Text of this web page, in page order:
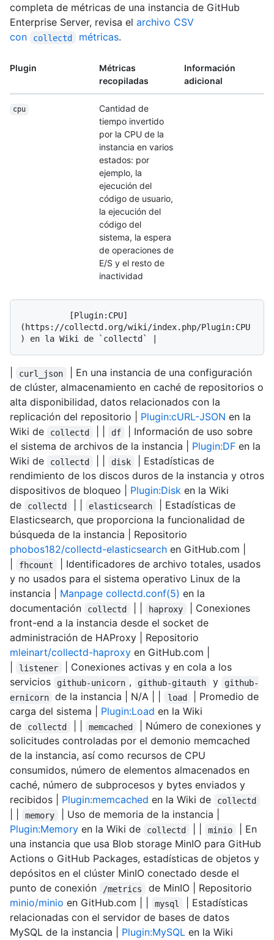
completa de métricas de una instancia de GitHub
Enterprise Server, revisa el archivo CSV
con
collectd métricas.
Plugin
Métricas
recopiladas
Información
adicional
cpu
Cantidad de
tiempo invertido
por la CPU de la
instancia en varios
estados: por
ejemplo, la
ejecución del
código de usuario,
la ejecución del
código del
sistema, la espera
de operaciones de
E/S y el resto de
inactividad
(https://collectd.org/wiki/index.php/Plugin:CPU
curl_json
| En una instancia de una configuración
de clúster, almacenamiento en caché de repositorios o
alta disponibilidad, datos relacionados con la
replicación del repositorio | Plugin:cURL-JSON en la
Wiki de
collectd df
| Información de uso sobre
el sistema de archivos de la instancia | Plugin:DF en la
Wiki de
collectd disk
| Estadísticas de
rendimiento de los discos duros de la instancia y otros
dispositivos de bloqueo | Plugin:Disk en la Wiki
de
collectd elasticsearch
| Estadísticas de
Elasticsearch, que proporciona la funcionalidad de
búsqueda de la instancia | Repositorio
phobos182/collectd-elasticsearch en GitHub.com |
fhcount
| Identificadores de archivo totales, usados
y no usados para el sistema operativo Linux de la
instancia | Manpage collectd.conf(5) en la
documentación
collectd haproxy
| Conexiones
front-end a la instancia desde el socket de
administración de HAProxy | Repositorio
mleinart/collectd-haproxy en GitHub.com |
listener
| Conexiones activas y en cola a los
servicios
github-unicorn , github-gitauth y
github-
ernicorn
de la instancia | N/A | | load
| Promedio de
carga del sistema | Plugin:Load en la Wiki
de
collectd memcached
| Número de conexiones y
solicitudes controladas por el demonio memcached
de la instancia, así como recursos de CPU
consumidos, número de elementos almacenados en
caché, número de subprocesos y bytes enviados y
recibidos | Plugin:memcached en la Wiki de collectd
memory
| Uso de memoria de la instancia |
Plugin:Memory en la Wiki de collectd minio
| En
una instancia que usa Blob storage MinIO para GitHub
Actions o GitHub Packages, estadísticas de objetos y
depósitos en el clúster MinIO conectado desde el
punto de conexión
/metrics
de MinIO | Repositorio
minio/minio en GitHub.com | | mysql
| Estadísticas
relacionadas con el servidor de bases de datos
MySQL de la instancia | Plugin:MySQL en la Wiki